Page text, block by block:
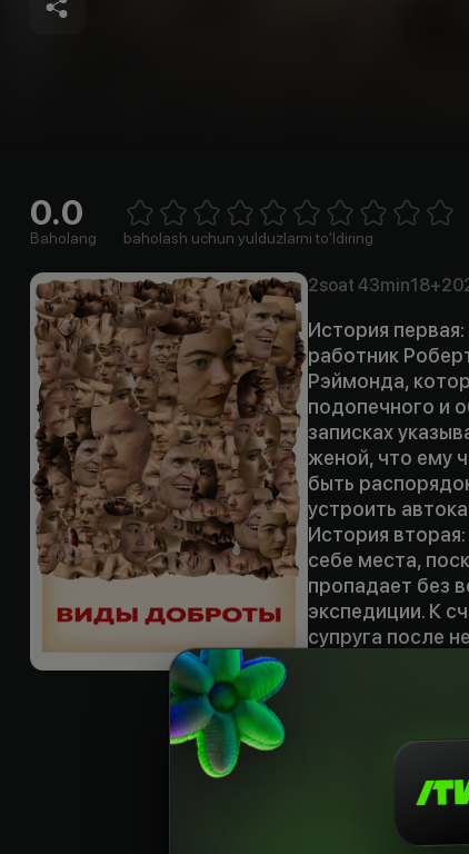
0.0
Baholang 1 Star2 Stars3 Stars4 Stars5 Stars6 Stars7 Stars8 Stars
baholash uchun yulduzlarni to'ldiring
2soat 43min18+
История
работник
Рэймонда,
подопечного и
записках
женой, что ему
быть
устроить
История
себе места,
пропадает без
экспедиции. К
супруга после
поведении Лиз
История
последователи
внутренней
разыскивает
пока не
незнакомка,